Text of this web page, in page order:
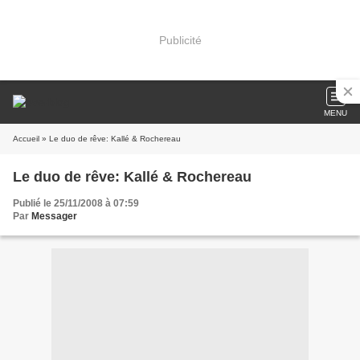
Publicité
MENU
Accueil » Le duo de rêve: Kallé & Rochereau
Le duo de rêve: Kallé & Rochereau
Publié le 25/11/2008 à 07:59
Par Messager